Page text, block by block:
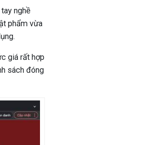
nghề
phẩm vừa
giá rất hợp
sách đóng